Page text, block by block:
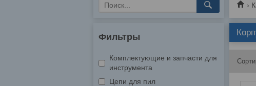
Фильтры
Комплектующие и запчасти для
инструмента
Цепи для пил